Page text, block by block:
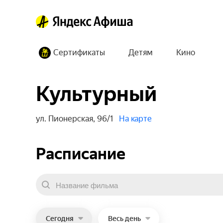
Сертификаты Детям Кино
Культурный
ул. Пионерская, 96/1 На карте
Расписание
Сегодня Весь день